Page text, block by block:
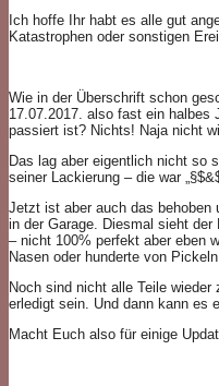
Ich hoffe Ihr habt es alle gut
Katastrophen oder sonstigen
Wie in der Überschrift schon
17.07.2017. also fast ein halbes
passiert ist? Nichts! Naja nicht
Das lag aber eigentlich nicht so
seiner Lackierung – die war
Jetzt ist aber auch das behoben
in der Garage. Diesmal sieht
– nicht 100% perfekt aber eben
Nasen oder hunderte von
Noch sind nicht alle Teile
erledigt sein. Und dann kann es
Macht Euch also für einige